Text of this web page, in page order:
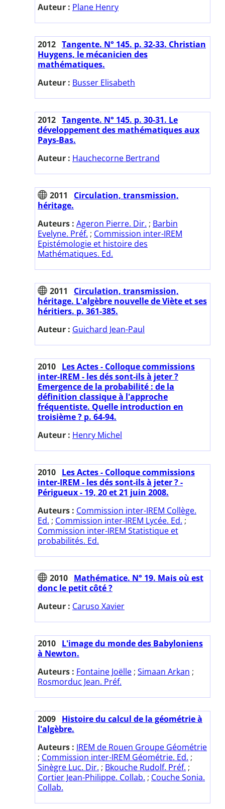
Auteur : Plane Henry
2012 Tangente. N° 145. p. 32-33. Christian
Huygens, le mécanicien des
mathématiques.
Auteur : Busser Elisabeth
2012 Tangente. N° 145. p. 30-31. Le
développement des mathématiques aux
Pays-Bas.
Auteur : Hauchecorne Bertrand
2011
Circulation, transmission,
héritage.
Auteurs : Ageron Pierre. Dir. ; Barbin
Evelyne. Préf. ; Commission inter-IREM
Epistémologie et histoire des
Mathématiques. Ed.
2011
Circulation, transmission,
héritage. L'algèbre nouvelle de Viète et ses
héritiers. p. 361-385.
Auteur : Guichard Jean-Paul
2010 Les Actes - Colloque commissions
inter-IREM - les dés sont-ils à jeter ?
Emergence de la probabilité : de la
définition classique à l'approche
fréquentiste. Quelle introduction en
troisième ? p. 64-94.
Auteur : Henry Michel
2010 Les Actes - Colloque commissions
inter-IREM - les dés sont-ils à jeter ? -
Périgueux - 19, 20 et 21 juin 2008.
Auteurs : Commission inter-IREM Collège.
Ed. ; Commission inter-IREM Lycée. Ed. ;
Commission inter-IREM Statistique et
probabilités. Ed.
2010 Mathématice. N° 19. Mais où est
donc le petit côté ?
Auteur : Caruso Xavier
2010 L'image du monde des Babyloniens
à Newton.
Auteurs : Fontaine Joëlle ; Simaan Arkan ;
Rosmorduc Jean. Préf.
2009 Histoire du calcul de la géométrie à
l'algèbre.
Auteurs : IREM de Rouen Groupe Géométrie
; Commission inter-IREM Géométrie. Ed. ;
Sinègre Luc. Dir. ; Bkouche Rudolf. Préf. ;
Cortier Jean-Philippe. Collab. ; Couche Sonia.
Collab.